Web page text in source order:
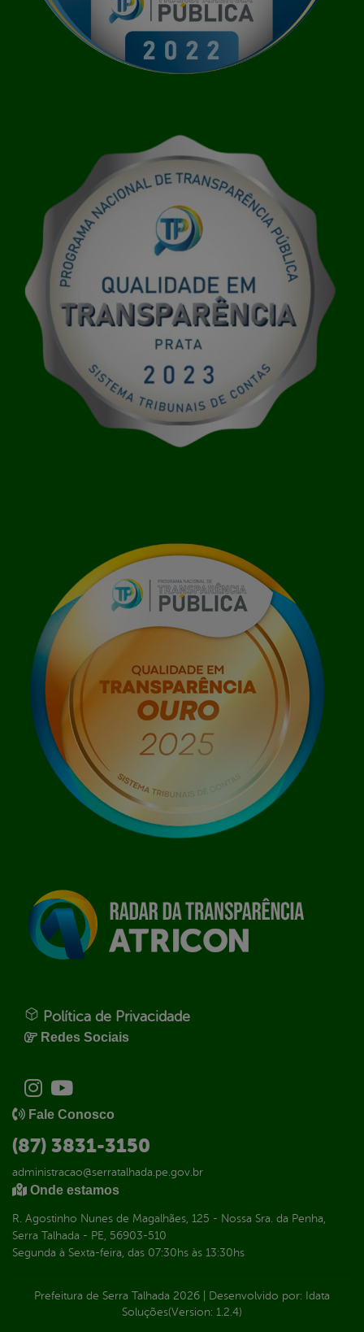
Política de Privacidade
Redes Sociais
Fale Conosco
(87) 3831-3150
administracao@serratalhada.pe.gov.br
Onde estamos
R. Agostinho Nunes de Magalhães, 125 - Nossa Sra. da Penha,
Serra Talhada - PE, 56903-510
Segunda à Sexta-feira, das 07:30hs às 13:30hs
Prefeitura de Serra Talhada 2026 Desenvolvido por: Idata
Soluções(Version: 1.2.4)